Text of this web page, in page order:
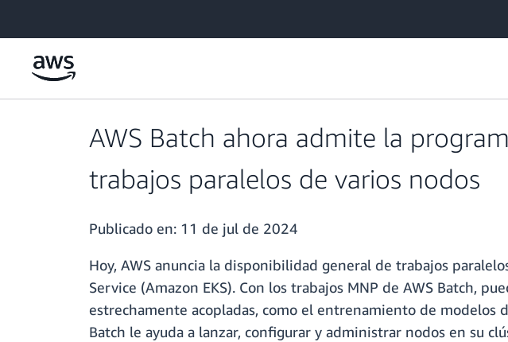
AWS Batch ahora admite la
trabajos paralelos de varios nodos
Publicado en: 11 de jul de 2024
Hoy, AWS anuncia la disponibilidad general de trabajos
Service (Amazon EKS). Con los trabajos MNP de AWS Batch,
estrechamente acopladas, como el entrenamiento de
Batch le ayuda a lanzar, configurar y administrar nodos en su